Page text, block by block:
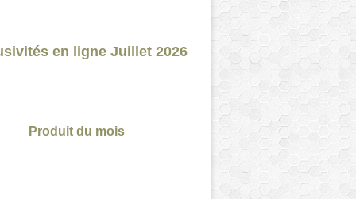
en ligne Juillet 2026
Produit du mois